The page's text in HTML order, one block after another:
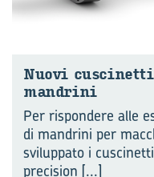
Nuovi cu­sci­net­ti
man­dri­ni
Per rispondere alle
di mandrini per
sviluppato i
precision [...]